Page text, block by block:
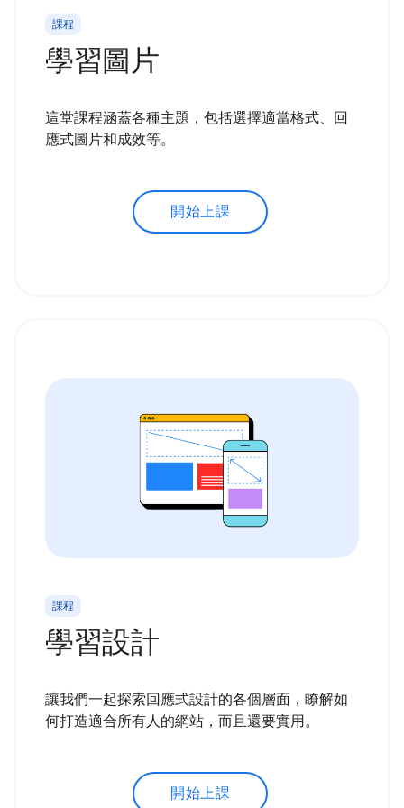
課程
學習圖片
這堂課程涵蓋各種主題，包括選擇適當格式、回
應式圖片和成效等。
開始上課
課程
學習設計
讓我們一起探索回應式設計的各個層面，瞭解如
何打造適合所有人的網站，而且還要實用。
開始上課